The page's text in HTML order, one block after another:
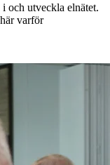
och utveckla elnätet.
varför